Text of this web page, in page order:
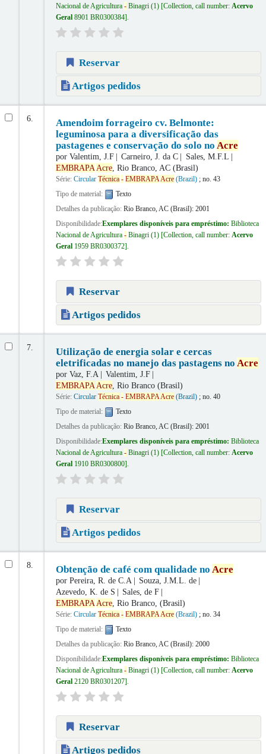
Nacional de Agricultura -Binagri(1) Collection, call number: Acervo
Geral 8901 BR0300384 .
Reservar
Artigos pedidos
6.
Amendoim forrageiro cv. Belmonte:
leguminosa para a diversificação das
pastagenes e conservação do solo no Acre
por Valentim, J.F Carneiro, J. da C
Sales, M.F.L
EMBRAPA Acre, Rio Branco, AC (Brasil)
Série: Circular Técnica - EMBRAPA Acre(Brazil); no. 43
Tipo de material:
Texto
Detalhes da publicação: Rio Branco, AC (Brasil): 2001
Disponibilidade:Exemplares disponíveis para empréstimo: Biblioteca
Nacional de Agricultura -Binagri(1) Collection, call number: Acervo
Geral 1959 BR0300372 .
Reservar
Artigos pedidos
7.
Utilização de energia solar e cercas
eletrificadas no manejo das pastagens no Acre
por Vaz, F.A
Valentim, J.F
EMBRAPA Acre, Rio Branco (Brasil)
Série: Circular Técnica - EMBRAPA Acre(Brazil); no. 40
Tipo de material:
Texto
Detalhes da publicação: Rio Branco, AC (Brasil): 2001
Disponibilidade:Exemplares disponíveis para empréstimo: Biblioteca
Nacional de Agricultura -Binagri(1) Collection, call number: Acervo
Geral 1910 BR0300800 .
Reservar
Artigos pedidos
8. Obtenção de café com qualidade no Acre
por Pereira, R. de C.A
Souza, J.M.L. de
Azevedo, K. de S
Sales, de F
EMBRAPA Acre, Rio Branco, (Brasil)
Série: Circular Técnica - EMBRAPA Acre(Brazil); no. 34
Tipo de material:
Texto
Detalhes da publicação: Rio Branco, AC (Brasil): 2000
Disponibilidade:Exemplares disponíveis para empréstimo: Biblioteca
Nacional de Agricultura -Binagri(1) Collection, call number: Acervo
Geral 2120 BR0301207 .
Reservar
Artigos pedidos